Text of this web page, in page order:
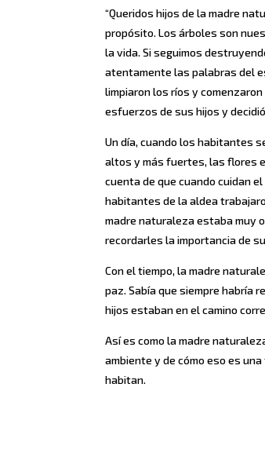
“Queridos hijos de la madre
propósito. Los árboles son
la vida. Si seguimos
atentamente las palabras del
limpiaron los ríos y
esfuerzos de sus hijos y
Un día, cuando los habitantes
altos y más fuertes, las flores
cuenta de que cuando cuidan
habitantes de la aldea
madre naturaleza estaba muy
recordarles la importancia de
Con el tiempo, la madre
paz. Sabía que siempre habría
hijos estaban en el camino
Así es como la madre
ambiente y de cómo eso es
habitan.